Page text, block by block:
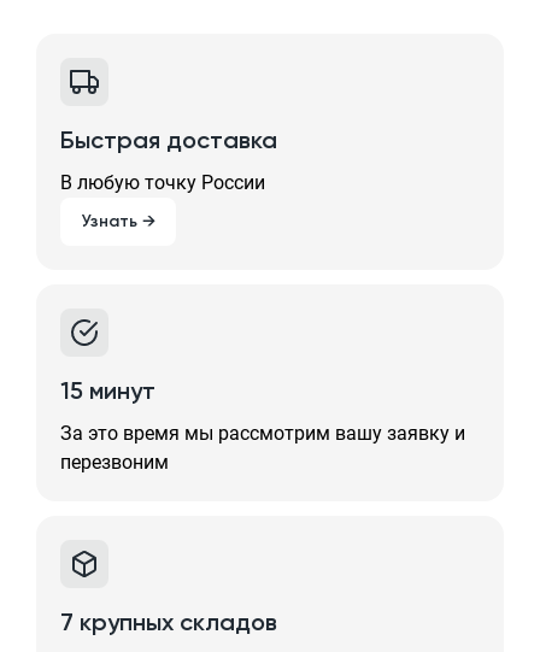
Быстрая доставка
В любую точку России
Узнать →
15 минут
За это время мы рассмотрим вашу заявку и
перезвоним
7 крупных складов